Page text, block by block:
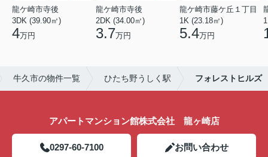
龍ケ崎市寺後
3DK (39.90㎡)
4万円
龍ケ崎市寺後
2DK (34.00㎡)
3.7万円
龍ケ崎市藤ケ丘１丁目
1K (23.18㎡)
5.4万円
牛久市の物件一覧 ひたち野うしく駅 フォレストヒルズ
アパートマンション館株式会社 龍ヶ崎店
0297-60-7100 お問い合わせ